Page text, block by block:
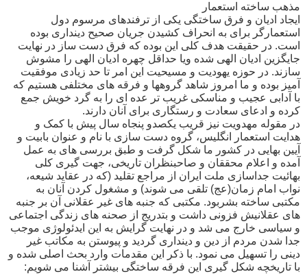
مذهب ساخته استعمار
ایجاد ادیان و فرق ساختگی یکی از ترفندهای مرسوم دول
استعمارگر برای به انحراف کشیدن جریان صحیح دینداری بوده
است. در حقیقت هدف کلی این بوده که فرق دست ساز در نهایت
جایگزین ادیان الهی شده ویا حداقل چهره ادیان الهی را مشوش
سازند. در حوزه یهودیت و مسیحیت این امر تا حد زیادی موفقیت
آمیز بوده و ما امروز شاهد گروهها و فرقه های مختلفی هستیم که
با آدابی عجیب و مناسکی غریب تر عده ای را به گرد خویش جمع
کرده و ادعای سعادت و رستگاری برای آنان دارند.
در مقوله مهدویت نیز قریب یکصدو پنجاه سال پیش با کمک و
هدایت استعمار انگلیس، گروه دست سازی با نام و عنوان بابیت و
آیین بهایی در کشور ما شکل گرفت و طبق بررسی های به عمل
آمده و اعلام محققان و صاحبنظران تاریخی، جهت گیری کلی
بهائیت جداسازی ملت ایران از مراجع تقلید (که در عقاید شیعه،
نواب امام زمان(عج) تلقی می شوند) و مشغول کردن آنان به
مکتبی ساخته بشربود. مکتبی که جنبه های غیر عقلانی آن بر جنبه
های عقلانیش فزونی داشت و بتدریج از صحنه های زندگی اجتماعی
و سیاسی خارج می شد و در نهایت گرایش به این ایدئولوژی موجب
جدا شدن مردم از دین و دینداری گردید و پیوستن به مکاتب غیر
دینی را تسهیل می نمود. با ذکر این مقدمات وارد بحث اصلی شده و
با تاریخچه شکل گیری این فرقه ساختگی بیشتر آشنا می شویم: